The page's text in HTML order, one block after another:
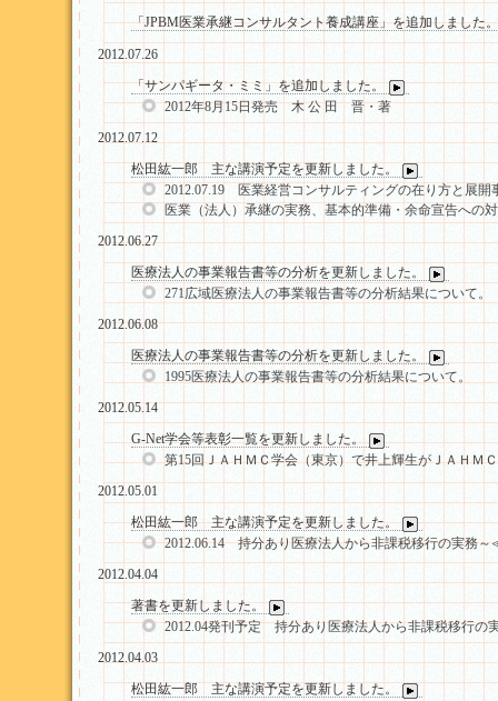
「JPBM医業承継コンサルタント養成講座」を追加しました。
2012.07.26
「サンパギータ・ミミ」を追加しました。
2012年8月15日発売 木 公 田 晋・著
2012.07.12
松田紘一郎 主な講演予定を更新しました。
2012.07.19 医業経営コンサルティングの在り方と展開
医業（法人）承継の実務、基本的準備・余命宣告への
2012.06.27
医療法人の事業報告書等の分析を更新しました。
271広域医療法人の事業報告書等の分析結果について。
2012.06.08
医療法人の事業報告書等の分析を更新しました。
1995医療法人の事業報告書等の分析結果について。
2012.05.14
G-Net学会等表彰一覧を更新しました。
第15回ＪＡＨＭＣ学会（東京）で井上輝生がＪＡＨＭ
2012.05.01
松田紘一郎 主な講演予定を更新しました。
2012.06.14 持分あり医療法人から非課税移行の実務
2012.04.04
著書を更新しました。
2012.04発刊予定 持分あり医療法人から非課税移行の
2012.04.03
松田紘一郎 主な講演予定を更新しました。